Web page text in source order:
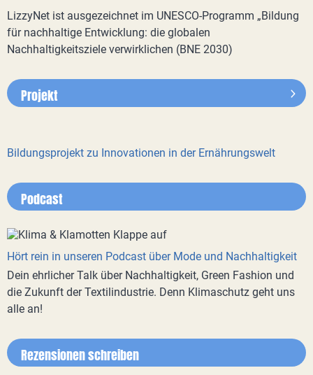
LizzyNet ist ausgezeichnet im UNESCO-Programm „Bildung
für nachhaltige Entwicklung: die globalen
Nachhaltigkeitsziele verwirklichen (BNE 2030)
Projekt
Bildungsprojekt zu Innovationen in der Ernährungswelt
Podcast
Hört rein in unseren Podcast über Mode und Nachhaltigkeit
Dein ehrlicher Talk über Nachhaltigkeit, Green Fashion und
die Zukunft der Textilindustrie. Denn Klimaschutz geht uns
alle an!
Rezensionen schreiben